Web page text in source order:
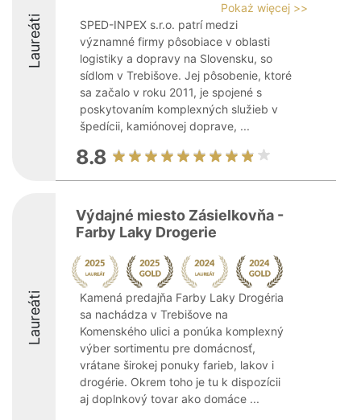
Laureáti
Pokaż więcej >>
SPED-INPEX s.r.o. patrí medzi
významné firmy pôsobiace v oblasti
logistiky a dopravy na Slovensku, so
sídlom v Trebišove. Jej pôsobenie, ktoré
sa začalo v roku 2011, je spojené s
poskytovaním komplexných služieb v
špedícii, kamiónovej doprave, ...
8.8
Laureáti
Výdajné miesto Zásielkovňa -
Farby Laky Drogerie
Kamená predajňa Farby Laky Drogéria
sa nachádza v Trebišove na
Komenského ulici a ponúka komplexný
výber sortimentu pre domácnosť,
vrátane širokej ponuky farieb, lakov i
drogérie. Okrem toho je tu k dispozícii
aj doplnkový tovar ako domáce ...